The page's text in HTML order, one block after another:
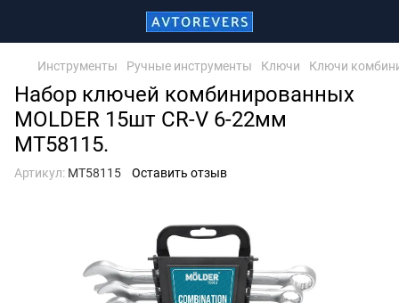
Инструменты Ручные инструменты Ключи Ключи
Набор ключей комбинированных
MOLDER 15шт CR-V 6-22мм
MT58115.
Артикул: MT58115 Оставить отзыв